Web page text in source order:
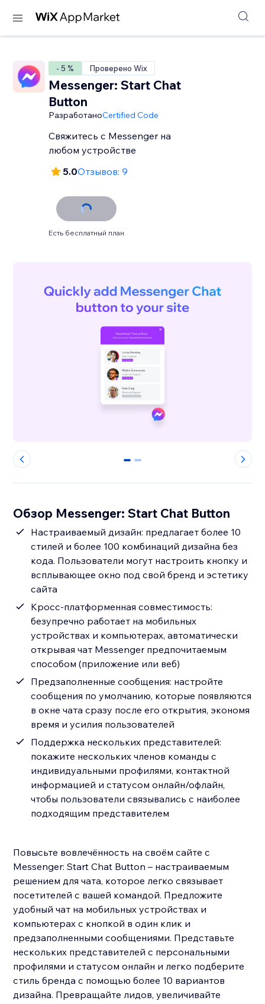
- 5 % Проверено Wix
Messenger: Start Chat
Button
РазработаноCertified Code
Свяжитесь с Messenger на
любом устройстве
5.0Отзывов: 9
Есть бесплатный план
0 1
Обзор Messenger: Start Chat Button
Настраиваемый дизайн: предлагает более 10
стилей и более 100 комбинаций дизайна без
кода. Пользователи могут настроить кнопку и
всплывающее окно под свой бренд и эстетику
сайта
Кросс-платформенная совместимость:
безупречно работает на мобильных
устройствах и компьютерах, автоматически
открывая чат Messenger предпочитаемым
способом (приложение или веб)
Предзаполненные сообщения: настройте
сообщения по умолчанию, которые появляются
в окне чата сразу после его открытия, экономя
время и усилия пользователей
Поддержка нескольких представителей:
покажите нескольких членов команды с
индивидуальными профилями, контактной
информацией и статусом онлайн/офлайн,
чтобы пользователи связывались с наиболее
подходящим представителем
Повысьте вовлечённость на своём сайте с
Messenger: Start Chat Button – настраиваемым
решением для чата, которое легко связывает
посетителей с вашей командой. Предложите
удобный чат на мобильных устройствах и
компьютерах с кнопкой в один клик и
предзаполненными сообщениями. Представьте
нескольких представителей с персональными
профилями и статусом онлайн и легко подберите
стиль бренда с помощью более 10 вариантов
дизайна. Превращайте лидов, увеличивайте